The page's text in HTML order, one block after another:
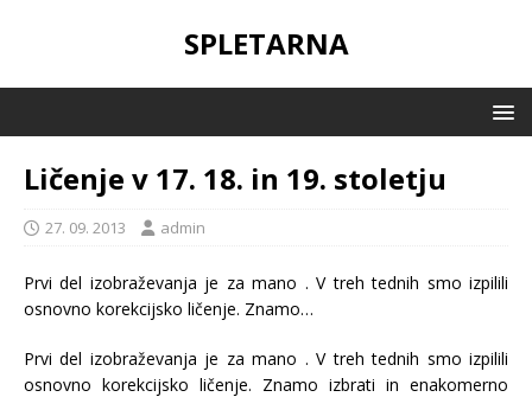
SPLETARNA
Ličenje v 17. 18. in 19. stoletju
27. 09. 2013 admin
Prvi del izobraževanja je za mano . V treh tednih smo izpilili
osnovno korekcijsko ličenje. Znamo…
Prvi del izobraževanja je za mano . V treh tednih smo izpilili
osnovno korekcijsko ličenje. Znamo izbrati in enakomerno